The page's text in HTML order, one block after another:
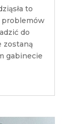
to
problemów
do
zostaną
gabinecie